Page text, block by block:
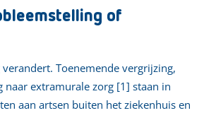
of
Toenemende vergrijzing,
naar extramurale zorg [1] staan in
aan artsen buiten het ziekenhuis en